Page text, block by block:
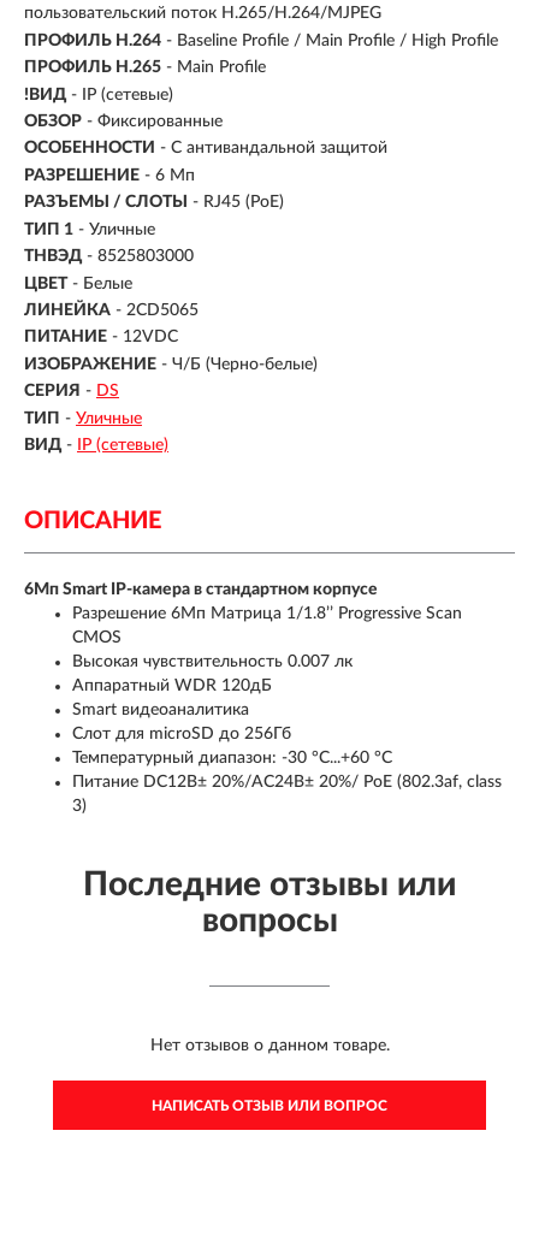
пользовательский поток H.265/H.264/MJPEG
ПРОФИЛЬ H.264 - Baseline Profile / Main Profile / High Profile
ПРОФИЛЬ H.265 - Main Profile
!ВИД - IP (сетевые)
ОБЗОР - Фиксированные
ОСОБЕННОСТИ - С антивандальной защитой
РАЗРЕШЕНИЕ - 6 Мп
РАЗЪЕМЫ / СЛОТЫ
- RJ45 (PoE)
ТИП 1 - Уличные
ТНВЭД - 8525803000
ЦВЕТ - Белые
ЛИНЕЙКА - 2CD5065
ПИТАНИЕ - 12VDC
ИЗОБРАЖЕНИЕ - Ч/Б (Черно-белые)
СЕРИЯ - DS
ТИП - Уличные
ВИД - IP (сетевые)
ОПИСАНИЕ
6Мп Smart IP-камера в стандартном корпусе
Разрешение 6Мп Матрица 1/1.8’’ Progressive Scan
CMOS
Высокая чувствительность 0.007 лк
Аппаратный WDR 120дБ
Smart видеоаналитика
Слот для microSD до 256Гб
Температурный диапазон: -30 °C...+60 °C
Питание DC12В± 20%/AC24В± 20%/ PoE (802.3af, class
3)
Последние отзывы или
вопросы
Нет отзывов о данном товаре.
НАПИСАТЬ ОТЗЫВ ИЛИ ВОПРОС